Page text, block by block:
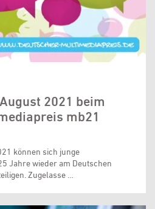
2021 beim
mb21
können sich junge
Jahre wieder am Deutschen
Zugelasse …